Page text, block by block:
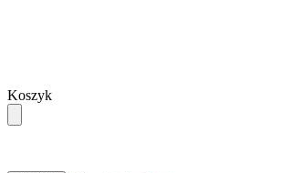
Skip
to
navigation
Skip
to
content
Koszyk